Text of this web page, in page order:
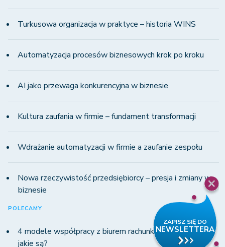
Turkusowa organizacja w praktyce – historia WINS
Automatyzacja procesów biznesowych krok po kroku
AI jako przewaga konkurencyjna w biznesie
Kultura zaufania w firmie – fundament transformacji
Wdrażanie automatyzacji w firmie a zaufanie zespołu
Nowa rzeczywistość przedsiębiorcy – presja i zmiany w
biznesie
POLECAMY
4 modele współpracy z biurem rachunkowym w KSeF -
jakie są?